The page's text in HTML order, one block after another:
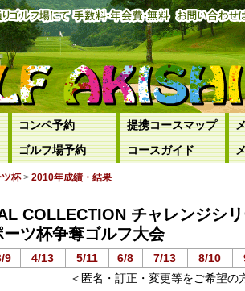
コンペ予約 提携コースマップ
ゴルフ場予約 コースガイド
杯> 2010年成績・結果
COLLECTION チャレンジシ
ツ杯争奪ゴルフ大会
9 4/13 5/11 6/8 7/13 8/10
＜匿名・訂正・変更等をご希望